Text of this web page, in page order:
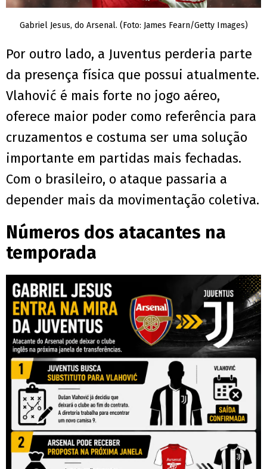
Gabriel Jesus, do Arsenal. (Foto: James Fearn/Getty Images)
Por outro lado, a Juventus perderia parte
da presença física que possui atualmente.
Vlahović é mais forte no jogo aéreo,
oferece maior poder como referência para
cruzamentos e costuma ser uma solução
importante em partidas mais fechadas.
Com o brasileiro, o ataque passaria a
depender mais da movimentação coletiva.
Números dos atacantes na
temporada